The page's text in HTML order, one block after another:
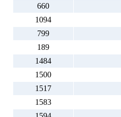
660
1094
799
189
1484
1500
1517
1583